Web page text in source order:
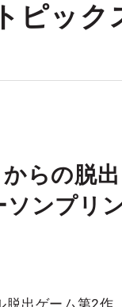
トピック
からの脱
ンプリ